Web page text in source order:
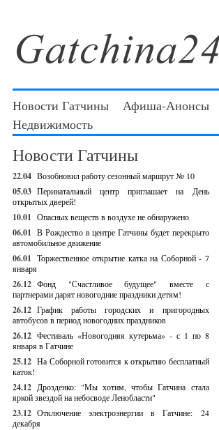
Новости Гатчины Афиша-Анонсы
Недвижимость
Новости Гатчины
22.04 Возобновил работу сезонный маршрут № 10
05.03 Перинатальный центр приглашает на День
открытых дверей!
10.01 Опасных веществ в воздухе не обнаружено
06.01 В Рождество в центре Гатчины будет перекрыто
автомобильное движение
06.01 Торжественное открытие катка на Соборной - 7
января
26.12 Фонд "Счастливое будущее" вместе с
партнерами дарят новогодние праздники детям!
26.12 График работы городских и пригородных
автобусов в период новогодних праздников
26.12 Фестиваль «Новогодняя кутерьма» - с 1 по 8
января в Гатчине
25.12 На Соборной готовится к открытию бесплатный
каток!
24.12 Дрозденко: "Мы хотим, чтобы Гатчина стала
яркой звездой на небосводе Ленобласти"
23.12 Отключение электроэнергии в Гатчине: 24
декабря